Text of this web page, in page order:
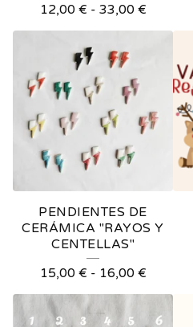
12,00 € - 33,00 €
PENDIENTES DE
CERÁMICA "RAYOS Y
CENTELLAS"
15,00 € - 16,00 €